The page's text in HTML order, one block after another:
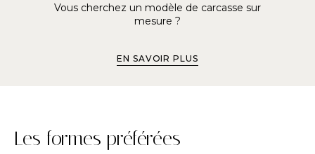
Vous cherchez un modèle de carcasse sur
mesure ?
EN SAVOIR PLUS
Les formes préférées